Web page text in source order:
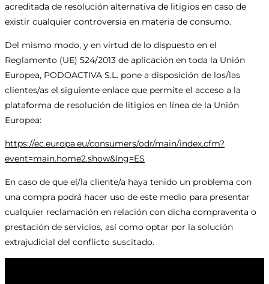
acreditada de resolución alternativa de litigios en caso de
existir cualquier controversia en materia de consumo.
Del mismo modo, y en virtud de lo dispuesto en el
Reglamento (UE) 524/2013 de aplicación en toda la Unión
Europea, PODOACTIVA S.L. pone a disposición de los/las
clientes/as el siguiente enlace que permite el acceso a la
plataforma de resolución de litigios en línea de la Unión
Europea:
https://ec.europa.eu/consumers/odr/main/index.cfm?
event=main.home2.show&lng=ES
En caso de que el/la cliente/a haya tenido un problema con
una compra podrá hacer uso de este medio para presentar
cualquier reclamación en relación con dicha compraventa o
prestación de servicios, así como optar por la solución
extrajudicial del conflicto suscitado.